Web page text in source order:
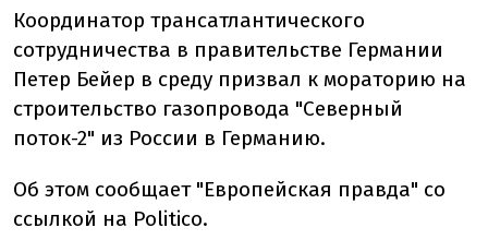
Координатор трансатлантического
сотрудничества в правительстве Германии
Петер Бейер в среду призвал к мораторию на
строительство газопровода "Северный
поток-2" из России в Германию.
Об этом сообщает "Европейская правда" со
ссылкой на Politico.